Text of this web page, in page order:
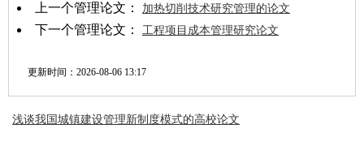
上一个管理论文： 加热切削技术研究管理的论文
下一个管理论文： 工程项目成本管理研究论文
更新时间： 2026-08-06 13:17
浅谈我国城镇建设管理新制度模式的高校论文